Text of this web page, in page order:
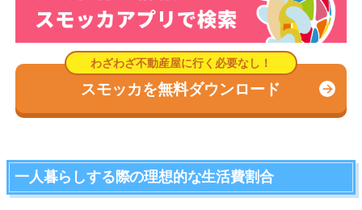
スモッカを無料ダウンロード
一人暮らしする際の理想的な生活費割合